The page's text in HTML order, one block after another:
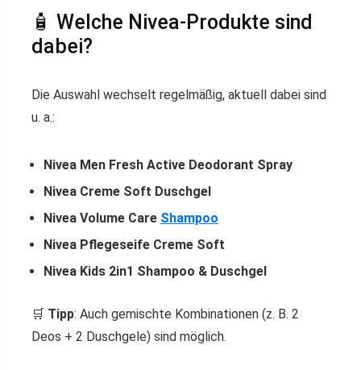
🧴 Welche Nivea-Produkte sind
dabei?
Die Auswahl wechselt regelmäßig, aktuell dabei sind
u. a.:
Nivea Men Fresh Active Deodorant Spray
Nivea Creme Soft Duschgel
Nivea Volume Care Shampoo
Nivea Pflegeseife Creme Soft
Nivea Kids 2in1 Shampoo & Duschgel
🛒 Tipp: Auch gemischte Kombinationen (z. B. 2
Deos + 2 Duschgele) sind möglich.